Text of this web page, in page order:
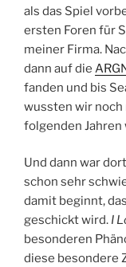
als das Spiel
ersten Foren für
meiner Firma.
dann auf die
fanden und bis
wussten wir noch
folgenden
Und dann war
schon sehr
damit beginnt,
geschickt wird. I
besonderen
diese besondere